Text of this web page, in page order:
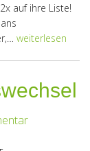
auf ihre Liste!
weiterlesen